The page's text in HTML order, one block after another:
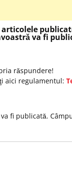
va fi
răspundere!
aici regulamentul:
fi publicată.